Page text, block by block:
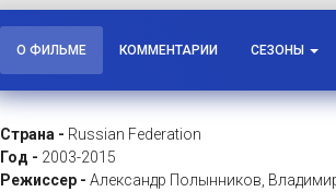
О ФИЛЬМЕ КОММЕНТАРИИ СЕЗОНЫ
Страна - Russian Federation
Год - 2003-2015
Режиссер - Александр Полынников,